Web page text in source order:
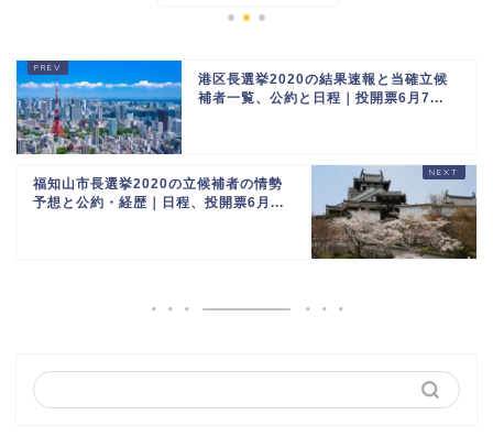
港区長選挙2020の結果速報と当確立候
補者一覧、公約と日程｜投開票6月7...
福知山市長選挙2020の立候補者の情勢
予想と公約・経歴｜日程、投開票6月...